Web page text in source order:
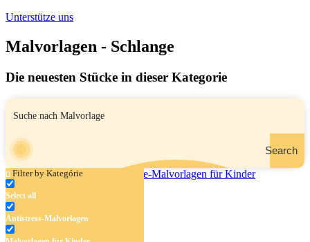
Unterstütze uns
Malvorlagen - Schlange
Die neuesten Stücke in dieser Kategorie
Search
Filter by Kategórie
Select all
Antistress-Malvorlagen
Tiere um einen Baum